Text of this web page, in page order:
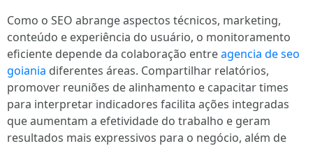
Como o SEO abrange aspectos técnicos, marketing,
conteúdo e experiência do usuário, o monitoramento
eficiente depende da colaboração entreagencia de seo
goiania diferentes áreas. Compartilhar relatórios,
promover reuniões de alinhamento e capacitar times
para interpretar indicadores facilita ações integradas
que aumentam a efetividade do trabalho e geram
resultados mais expressivos para o negócio, além de